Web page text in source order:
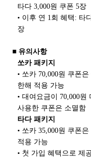
타다 3,000원 쿠폰 5장
• 이후 연 1회 혜택: 타
장
■ 유의사항
쏘카 패키지
• 쏘카 70,000원 쿠폰
한해 적용 가능
• 대여요금이 70,000
사용한 쿠폰은 소멸함
타다 패키지
• 쏘카 35,000원 쿠폰
적용 가능
• 첫 가입 혜택으로 제